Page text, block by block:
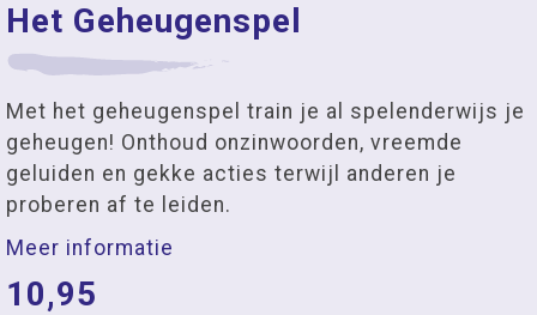
Het Geheugenspel
Met het geheugenspel train je al spelenderwijs je
geheugen! Onthoud onzinwoorden, vreemde
geluiden en gekke acties terwijl anderen je
proberen af te leiden.
Meer informatie
10,95